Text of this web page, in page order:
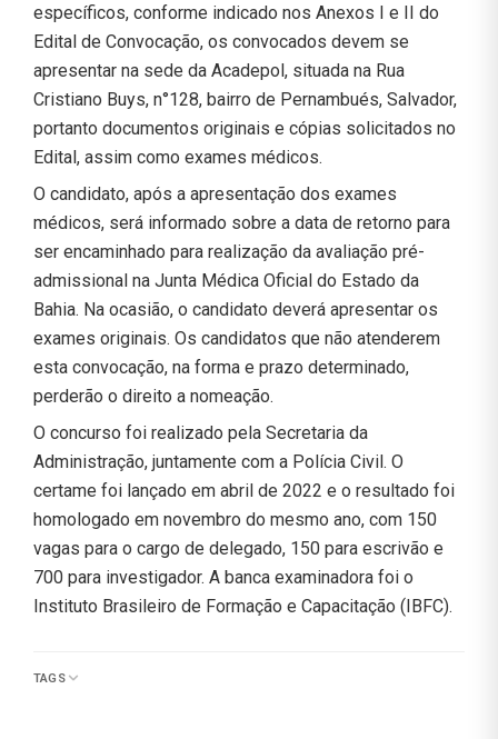
específicos, conforme indicado nos Anexos I e II do
Edital de Convocação, os convocados devem se
apresentar na sede da Acadepol, situada na Rua
Cristiano Buys, n°128, bairro de Pernambués, Salvador,
portanto documentos originais e cópias solicitados no
Edital, assim como exames médicos.
O candidato, após a apresentação dos exames
médicos, será informado sobre a data de retorno para
ser encaminhado para realização da avaliação pré-
admissional na Junta Médica Oficial do Estado da
Bahia. Na ocasião, o candidato deverá apresentar os
exames originais. Os candidatos que não atenderem
esta convocação, na forma e prazo determinado,
perderão o direito a nomeação.
O concurso foi realizado pela Secretaria da
Administração, juntamente com a Polícia Civil. O
certame foi lançado em abril de 2022 e o resultado foi
homologado em novembro do mesmo ano, com 150
vagas para o cargo de delegado, 150 para escrivão e
700 para investigador. A banca examinadora foi o
Instituto Brasileiro de Formação e Capacitação (IBFC).
TAGS